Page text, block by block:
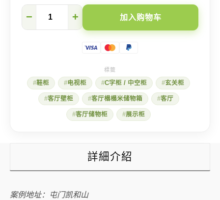
凯
客
− + 加入购物车
鞋柜 电视柜 C字柜 / 中空柜 玄关柜
客厅壁柜 客厅榻榻米储物箱 客厅
客厅储物柜 展示柜
詳細介紹
案例地址：屯门凯和山